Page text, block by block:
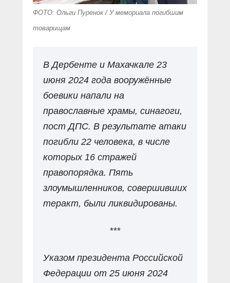
ФОТО: Ольги Пуренок / У мемориала погибшим
товарищам
В Дербенте и Махачкале 23
июня 2024 года вооружённые
боевики напали на
православные храмы, синагоги,
пост ДПС. В результате атаки
погибли 22 человека, в числе
которых 16 стражей
правопорядка. Пять
злоумышленников, совершивших
теракт, были ликвидированы.
***
Указом президента Российской
Федерации от 25 июня 2024